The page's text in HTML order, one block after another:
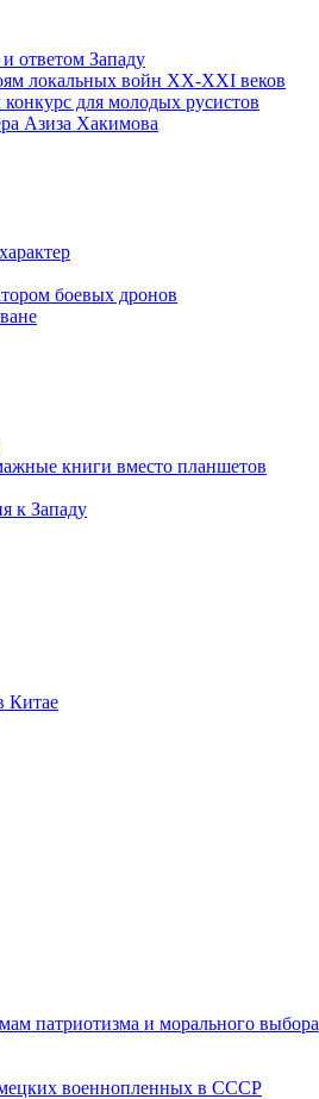
ответом Западу
локальных войн XX-XXI веков
для молодых русистов
Азиза Хакимова
боевых дронов
книги вместо планшетов
к Западу
Китае
патриотизма и морального выбора
военнопленных в СССР